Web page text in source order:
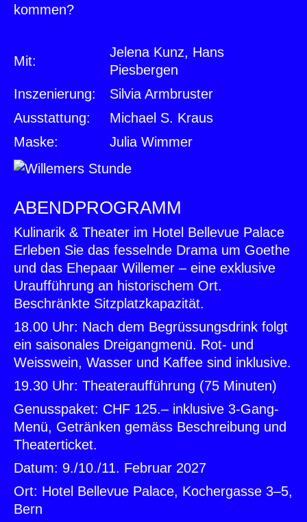
kommen?
Mit:
Jelena Kunz, Hans
Piesbergen
Inszenierung:
Silvia Armbruster
Ausstattung:
Michael S. Kraus
Maske:
Julia Wimmer
ABENDPROGRAMM
Kulinarik & Theater im Hotel Bellevue Palace
Erleben Sie das fesselnde Drama um Goethe
und das Ehepaar Willemer – eine exklusive
Uraufführung an historischem Ort.
Beschränkte Sitzplatzkapazität.
18.00 Uhr: Nach dem Begrüssungsdrink folgt
ein saisonales Dreigangmenü. Rot- und
Weisswein, Wasser und Kaffee sind inklusive.
19.30 Uhr: Theateraufführung (75 Minuten)
Genusspaket: CHF 125.– inklusive 3-Gang-
Menü, Getränken gemäss Beschreibung und
Theaterticket.
Datum: 9./10./11. Februar 2027
Ort: Hotel Bellevue Palace, Kochergasse 3–5,
Bern